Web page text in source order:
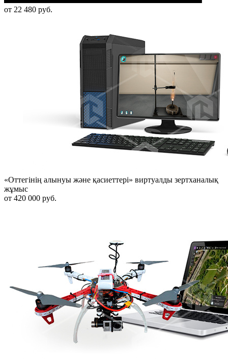
от 22 480 руб.
«Оттегінің алынуы және қасиеттері» виртуалды зертханалық
жұмыс
от 420 000 руб.